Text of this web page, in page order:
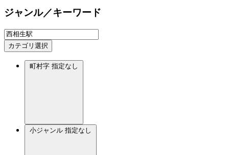
ジャンル／キーワード
カテゴリ選択
町村字 指定なし
小ジャンル 指定なし